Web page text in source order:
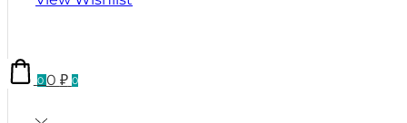
00 ₽ 0